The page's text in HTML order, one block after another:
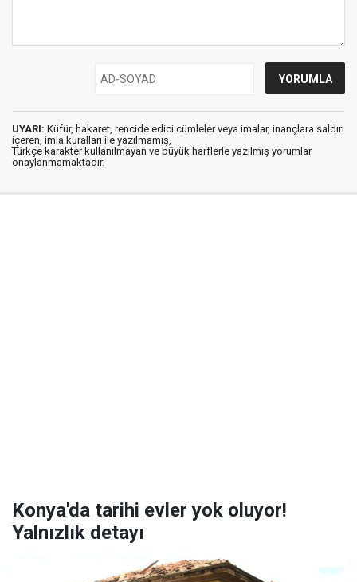
UYARI: Küfür, hakaret, rencide edici cümleler veya imalar, inançlara saldırı
içeren, imla kuralları ile yazılmamış,
Türkçe karakter kullanılmayan ve büyük harflerle yazılmış yorumlar
onaylanmamaktadır.
Konya'da tarihi evler yok oluyor!
Yalnızlık detayı